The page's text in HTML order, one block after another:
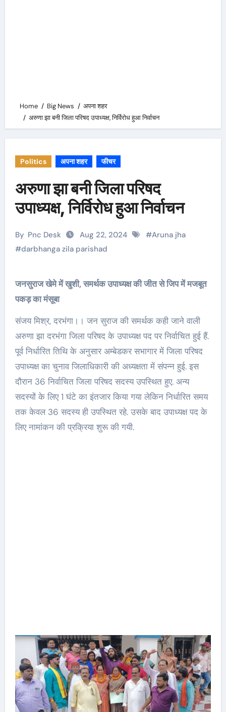
Home Big News
अपना शहर
अरुणा झा बनी जिला परिषद उपाध्यक्ष, निर्विरोध हुआ निर्वाचन
Politics अपना शहर फीचर
अरुणा झा बनी जिला परिषद
उपाध्यक्ष, निर्विरोध हुआ निर्वाचन
By Pnc Desk Aug 22, 2024 #Aruna jha
#darbhanga zila parishad
जनसुराज खेमे में खुशी, समर्थक उपाध्यक्ष की जीत से जिप में मजबूत
पकड़ का मंसूबा
संजय मिश्र, दरभंगा।। जन सुराज की समर्थक कही जाने वाली
अरुणा झा दरभंगा जिला परिषद के उपाध्यक्ष पद पर निर्वाचित हुई हैं.
पूर्व निर्धारित तिथि के अनुसार अम्बेडकर सभागार में जिला परिषद
उपाध्यक्ष का चुनाव जिलाधिकारी की अध्यक्षता में संपन्न हुई. इस
दौरान 36 निर्वाचित जिला परिषद सदस्य उपस्थित हुए. अन्य
सदस्यों के लिए 1 घंटे का इंतजार किया गया लेकिन निर्धारित समय
तक केवल 36 सदस्य ही उपस्थित रहे. उसके बाद उपाध्यक्ष पद के
लिए नामांकन की प्रक्रिया शुरू की गयी.